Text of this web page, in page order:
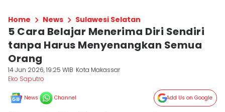
Home News Sulawesi Selatan
5 Cara Belajar Menerima Diri Sendiri
tanpa Harus Menyenangkan Semua
Orang
14 Jun 2026, 19:25 WIB Kota Makassar
Eko Saputro
News Channel Add Us on Google